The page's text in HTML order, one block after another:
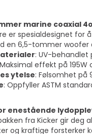
marine coaxial
er spesialdesignet for
en 6,5-tommer
: UV-behandlet
effekt på 195W
ytelse: Følsomhet på
: Oppfyller ASTM
enestående
fra Kicker gir deg
og kraftige forsterker